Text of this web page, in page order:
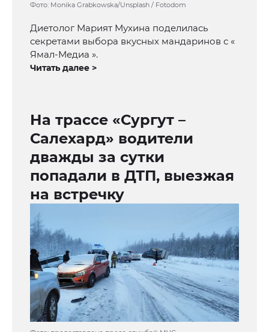
Фото: Monika Grabkowska/Unsplash / Fotodom
Диетолог Марият Мухина поделилась
секретами выбора вкусных мандаринов с «
Ямал-Медиа ».
Читать далее >
На трассе «Сургут –
Салехард» водители
дважды за сутки
попадали в ДТП, выезжая
на встречку